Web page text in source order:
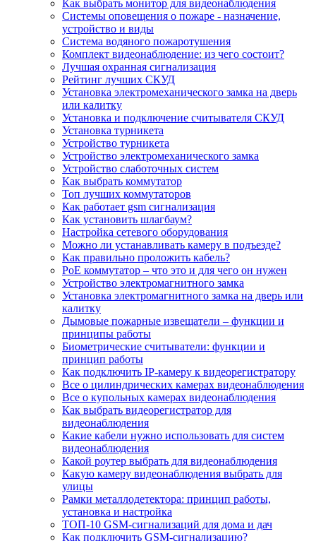
Как выбрать монитор для видеонаблюдения
Системы оповещения о пожаре - назначение,
устройство и виды
Система водяного пожаротушения
Комплект видеонаблюдение: из чего состоит?
Лучшая охранная сигнализация
Рейтинг лучших СКУД
Установка электромеханического замка на дверь
или калитку
Установка и подключение считывателя СКУД
Установка турникета
Устройство турникета
Устройство электромеханического замка
Устройство слаботочных систем
Как выбрать коммутатор
Топ лучших коммутаторов
Как работает gsm сигнализация
Как установить шлагбаум?
Настройка сетевого оборудования
Можно ли устанавливать камеру в подъезде?
Как правильно проложить кабель?
PoE коммутатор – что это и для чего он нужен
Устройство электромагнитного замка
Установка электромагнитного замка на дверь или
калитку
Дымовые пожарные извещатели – функции и
принципы работы
Биометрические считыватели: функции и
принцип работы
Как подключить IP-камеру к видеорегистратору
Все о цилиндрических камерах видеонаблюдения
Все о купольных камерах видеонаблюдения
Как выбрать видеорегистратор для
видеонаблюдения
Какие кабели нужно использовать для систем
видеонаблюдения
Какой роутер выбрать для видеонаблюдения
Какую камеру видеонаблюдения выбрать для
улицы
Рамки металлодетектора: принцип работы,
установка и настройка
ТОП-10 GSM-сигнализаций для дома и дач
Как подключить GSM-сигнализацию?